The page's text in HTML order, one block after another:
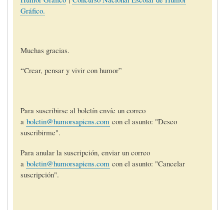
Gráfico.
Muchas gracias.
“Crear, pensar y vivir con humor”
Para suscribirse al boletín envíe un correo
a boletin@humorsapiens.comcon el asunto: "Deseo
suscribirme".
Para anular la suscripción, enviar un correo
a boletin@humorsapiens.comcon el asunto: "Cancelar
suscripción".